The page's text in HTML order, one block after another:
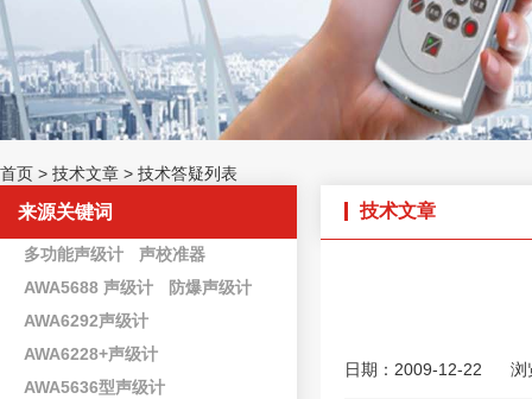
首页 > 技术文章 > 技术答疑列表
来源关键词
多功能声级计
声校准器
AWA5688 声级计
防爆声级计
AWA6292声级计
AWA6228+声级计
AWA5636型声级计
技术文章
日期：2009-12-22 浏